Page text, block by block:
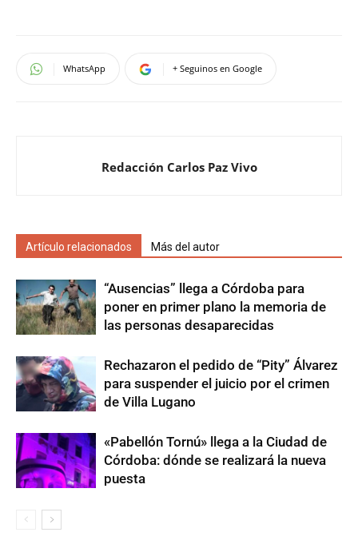
WhatsApp + Seguinos en Google
Redacción Carlos Paz Vivo
Artículo relacionados Más del autor
“Ausencias” llega a Córdoba para
poner en primer plano la memoria de
las personas desaparecidas
Rechazaron el pedido de “Pity” Álvarez
para suspender el juicio por el crimen
de Villa Lugano
«Pabellón Tornú» llega a la Ciudad de
Córdoba: dónde se realizará la nueva
puesta